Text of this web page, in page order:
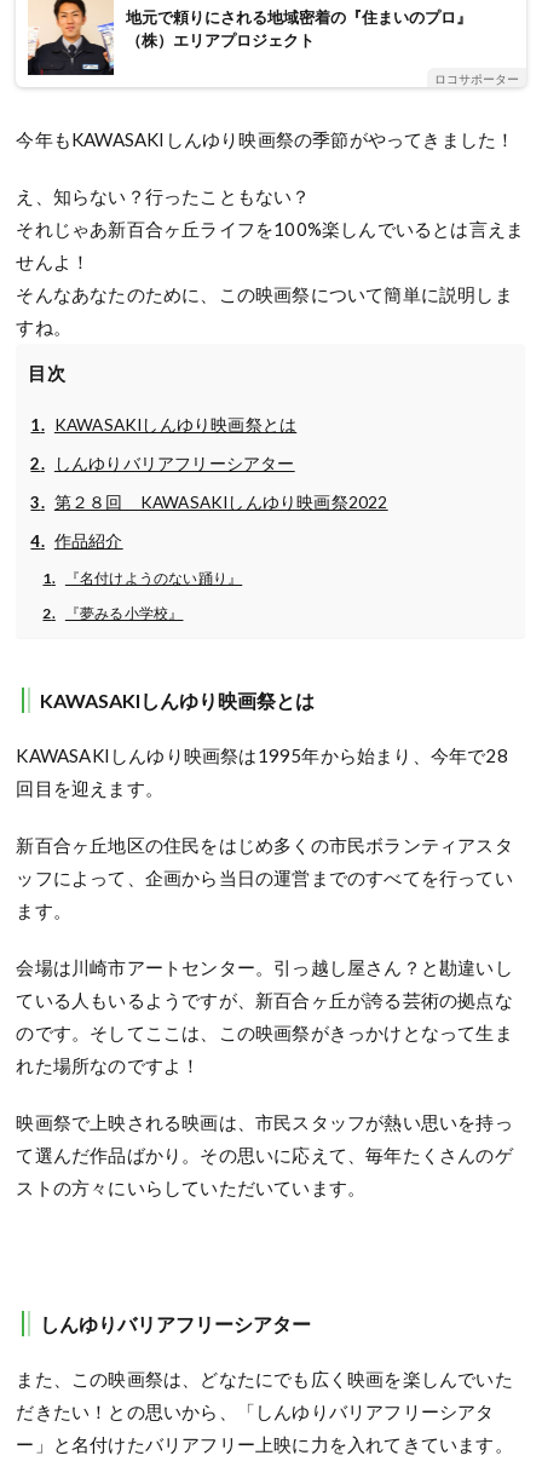
地元で頼りにされる地域密着の『住まいのプロ』
（株）エリアプロジェクト
ロコサポーター
今年もKAWASAKI しんゆり映画祭の季節がやってきました！
え、知らない？行ったこともない？
それじゃあ新百合ヶ丘ライフを100%楽しんでいるとは言えま
せんよ！
そんなあなたのために、この映画祭について簡単に説明しま
すね。
目次
KAWASAKIしんゆり映画祭とは
しんゆりバリアフリーシアター
第２８回 KAWASAKIしんゆり映画祭2022
作品紹介
『名付けようのない踊り』
『夢みる小学校』
KAWASAKIしんゆり映画祭とは
KAWASAKI しんゆり映画祭は1995年から始まり、今年で28
回目を迎えます。
新百合ヶ丘地区の住民をはじめ多くの市民ボランティアスタ
ッフによって、企画から当日の運営までのすべてを行ってい
ます。
会場は川崎市アートセンター。引っ越し屋さん？と勘違いし
ている人もいるようですが、新百合ヶ丘が誇る芸術の拠点な
のです。そしてここは、この映画祭がきっかけとなって生ま
れた場所なのですよ！
映画祭で上映される映画は、市民スタッフが熱い思いを持っ
て選んだ作品ばかり。その思いに応えて、毎年たくさんのゲ
ストの方々にいらしていただいています。
しんゆりバリアフリーシアター
また、この映画祭は、どなたにでも広く映画を楽しんでいた
だきたい！との思いから、「しんゆりバリアフリーシアタ
ー」と名付けたバリアフリー上映に力を入れてきています。